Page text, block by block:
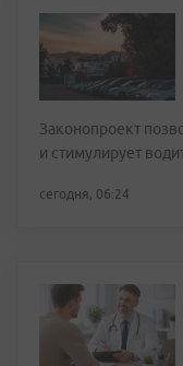
Законопроект
и стимулирует
сегодня, 06:24